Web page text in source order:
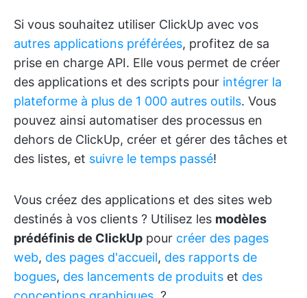
Si vous souhaitez utiliser ClickUp avec vos
autres applications préférées, profitez de sa
prise en charge API. Elle vous permet de créer
des applications et des scripts pour intégrer la
plateforme à plus de 1 000 autres outils. Vous
pouvez ainsi automatiser des processus en
dehors de ClickUp, créer et gérer des tâches et
des listes, et suivre le temps passé!
Vous créez des applications et des sites web
destinés à vos clients ? Utilisez les modèles
prédéfinis de ClickUp pour créer des pages
web, des pages d'accueil, des rapports de
bogues, des lancements de produits et des